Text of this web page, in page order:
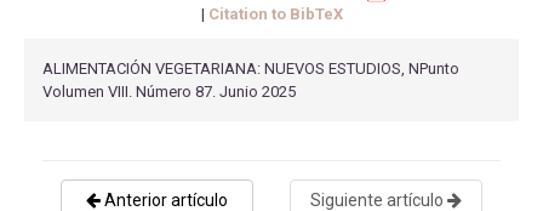
| Citation to BibTeX
ALIMENTACIÓN VEGETARIANA: NUEVOS ESTUDIOS, NPunto
Volumen VIII. Número 87. Junio 2025
Anterior artículo Siguiente artículo